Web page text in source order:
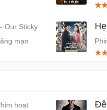
thần thoại
- Our Sticky
mạn
-
hoạt